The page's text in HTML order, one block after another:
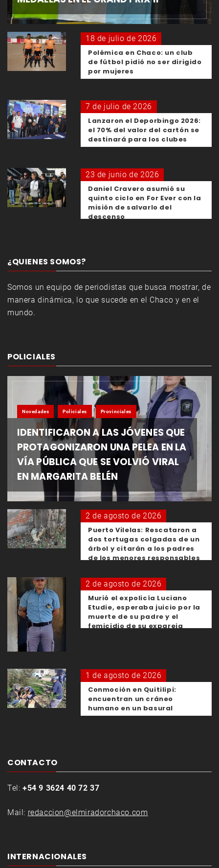
18 de julio de 2026
Polémica en Chaco: un club
de fútbol pidió no ser dirigido
por mujeres
7 de julio de 2026
Lanzaron el Deporbingo 2026:
el 70% del valor del cartón se
destinará para los clubes
23 de junio de 2026
Daniel Cravero asumió su
quinto ciclo en For Ever con la
misión de salvarlo del
descenso
¿QUIENES SOMOS?
Somos un equipo de periodistas que busca mostrar, de
manera dinámica, lo que sucede en el Chaco y en el
mundo.
POLICIALES
Novedades Policiales Provinciales
IDENTIFICARON A LAS JÓVENES QUE
PROTAGONIZARON UNA PELEA EN LA
VÍA PÚBLICA QUE SE VOLVIÓ VIRAL
EN MARGARITA BELÉN
2 de agosto de 2026
Puerto Vilelas: Rescataron a
dos tortugas colgadas de un
árbol y citarán a los padres
de los menores responsables
2 de agosto de 2026
Murió el expolicía Luciano
Etudie, esperaba juicio por la
muerte de su padre y el
femicidio de su expareja
1 de agosto de 2026
Conmoción en Quitilipi:
encuentran un cráneo
humano en un basural
CONTACTO
Tel: +54 9 3624 40 72 37
Mail: redaccion@elmiradorchaco.com
INTERNACIONALES